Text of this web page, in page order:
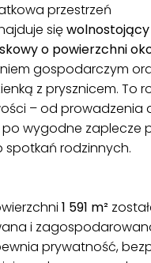
przestrzeń
się
o powierzchni
gospodarczym
z prysznicem. To
– od prowadzenia
po wygodne zaplecze
spotkań rodzinnych.
1 591 m²
i
prywatność,